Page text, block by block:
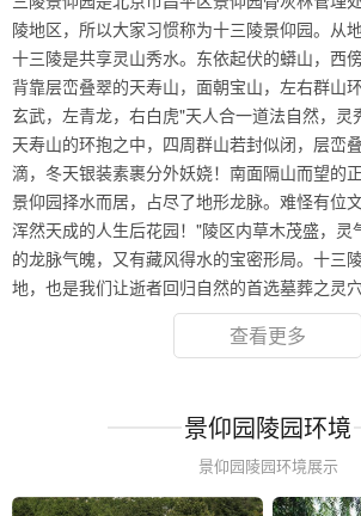
陵地区，所以大家习惯称为十三陵景仰园。从
十三陵是共享灵山秀水。东依起伏的蟒山，西
背靠层峦叠翠的天寿山，面朝宝山，左右群山
玄武，左青龙，右白虎"天人合一道法自然，灵
天寿山的环抱之中，四周群山若封似闭，层峦
滴，冬天银装素裹分外妖娆！南面隔山而望的
景仰园择水而居，占尽了地形龙脉。难怪有位
浑然天成的人生后花园！"陵区内草木茂盛，灵
的龙脉气魄，又有藏风得水的宝密形局。十三
地，也是我们让逝者回归自然的首选墓葬之灵
查看更多
景仰园陵园环境
景仰园陵园环境展示